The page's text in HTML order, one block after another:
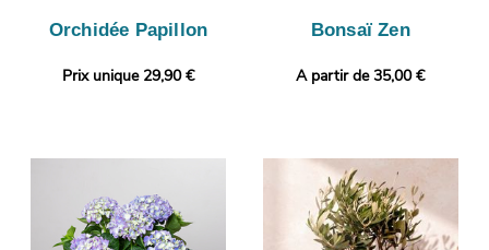
Orchidée Papillon
Prix unique 29,90 €
Bonsaï Zen
A partir de 35,00 €